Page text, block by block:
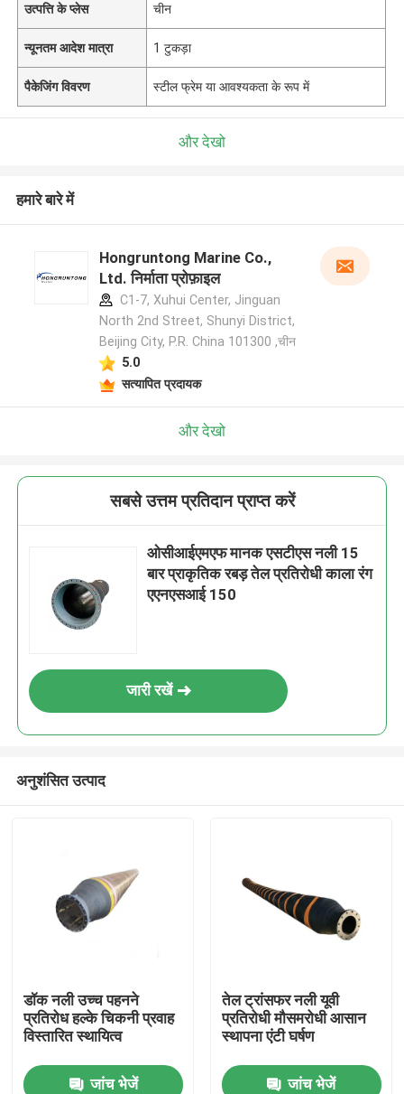
उत्पत्ति के प्लेस चीन
न्यूनतम आदेश मात्रा 1 टुकड़ा
पैकेजिंग विवरण स्टील फ्रेम या आवश्यकता के रूप में
और देखो
हमारे बारे में
Hongruntong Marine Co.,
Ltd. निर्माता प्रोफ़ाइल
C1-7, Xuhui Center, Jinguan
North 2nd Street, Shunyi District,
Beijing City, P.R. China 101300 ,चीन
5.0
सत्यापित प्रदायक
और देखो
सबसे उत्तम प्रतिदान प्राप्त करें
ओसीआईएमएफ मानक एसटीएस नली 15
बार प्राकृतिक रबड़ तेल प्रतिरोधी काला रंग
एएनएसआई 150
जारी रखें
अनुशंसित उत्पाद
डॉक नली उच्च पहनने
प्रतिरोध हल्के चिकनी प्रवाह
विस्तारित स्थायित्व
जांच भेजें
तेल ट्रांसफर नली यूवी
प्रतिरोधी मौसमरोधी आसान
स्थापना एंटी घर्षण
जांच भेजें